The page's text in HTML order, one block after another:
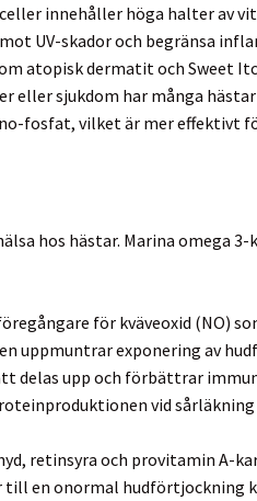
innehåller höga halter av
UV-skador och begränsa
atopisk dermatit och Sweet
sjukdom har många hästar
fosfat, vilket är mer effektivt
hos hästar. Marina omega
för kväveoxid (NO)
uppmuntrar exponering av
delas upp och förbättrar
vid sårläkning
retinsyra och provitamin A-
en onormal hudförtjockning